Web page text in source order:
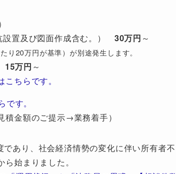
設置及び図面作成含む。） 30万円 ～
20万円が基準）が別途発生します。
15万円 ～
ちらです。
す。
金額のご提示→業務着手）
あり、社会経済情勢の変化に伴い所有者不
始まりました。